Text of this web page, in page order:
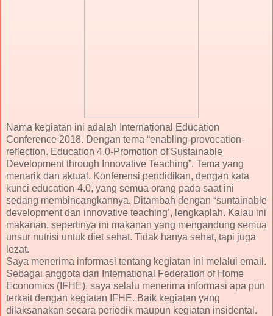
Nama kegiatan ini adalah International Education
Conference 2018. Dengan tema “enabling-provocation-
reflection. Education 4.0-Promotion of Sustainable
Development through Innovative Teaching”. Tema yang
menarik dan aktual. Konferensi pendidikan, dengan kata
kunci education-4.0, yang semua orang pada saat ini
sedang membincangkannya. Ditambah dengan “suntainable
development dan innovative teaching’, lengkaplah. Kalau ini
makanan, sepertinya ini makanan yang mengandung semua
unsur nutrisi untuk diet sehat. Tidak hanya sehat, tapi juga
lezat.
Saya menerima informasi tentang kegiatan ini melalui email.
Sebagai anggota dari International Federation of Home
Economics (IFHE), saya selalu menerima informasi apa pun
terkait dengan kegiatan IFHE. Baik kegiatan yang
dilaksanakan secara periodik maupun kegiatan insidental.